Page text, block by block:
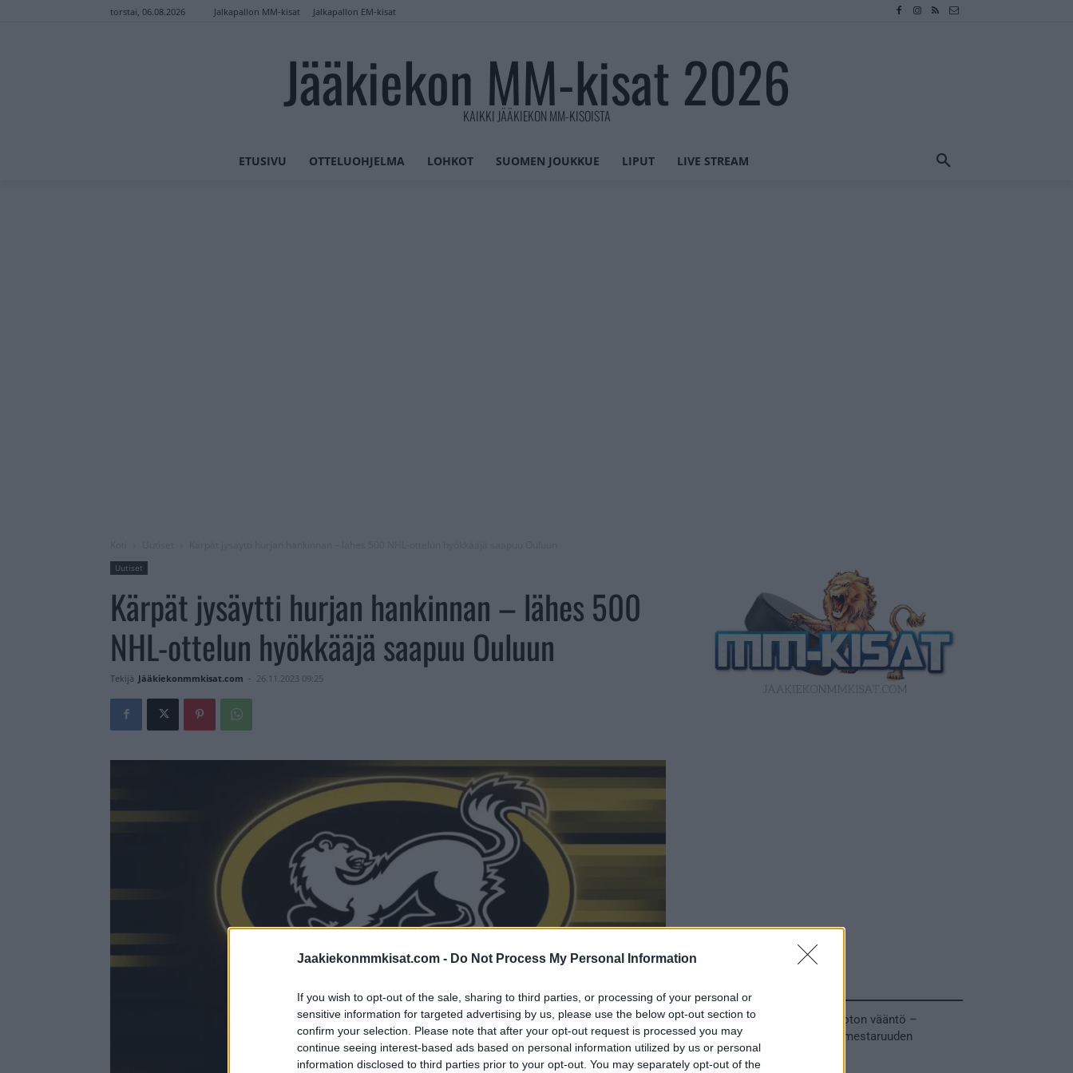
Jaakiekonmmkisat.com - Do Not Process My Personal Information
If you wish to opt-out of the sale, sharing to third parties, or processing of your personal or
sensitive information for targeted advertising by us, please use the below opt-out section to
confirm your selection. Please note that after your opt-out request is processed you may
continue seeing interest-based ads based on personal information utilized by us or personal
information disclosed to third parties prior to your opt-out. You may separately opt-out of the
torstai, 06.08.2026 Jalkapallon MM-kisat Jalkapallon EM-kisat
Jääkiekon MM-kisat 2026
KAIKKI JÄÄKIEKON MM-KISOISTA
ETUSIVU OTTELUOHJELMA LOHKOT SUOMEN JOUKKUE LIPUT LIVE STREAM
Uutiset
Kärpät jysäytti hurjan hankinnan – lähes 500
NHL-ottelun hyökkääjä saapuu Ouluun
Tekijä Jääkiekonmmkisat.com - 26.11.2023 09:25
MM-kullasta käytiin armoton vääntö –
Leijonat voitti maailmanmestaruuden
jatkoajalla